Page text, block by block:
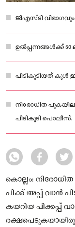
ജിഎസ്ടി വിഭാഗവും
ഉൽപ്പന്നങ്ങൾക്ക്
പിടികൂടിയത് കൂൾ
നിരോധിത പുകയില
പിടികൂടി പൊലീസ്.
കൊല്ലം:
പിക്ക് അപ്പ് വാൻ
കയറിയ പിക്കപ്പ്